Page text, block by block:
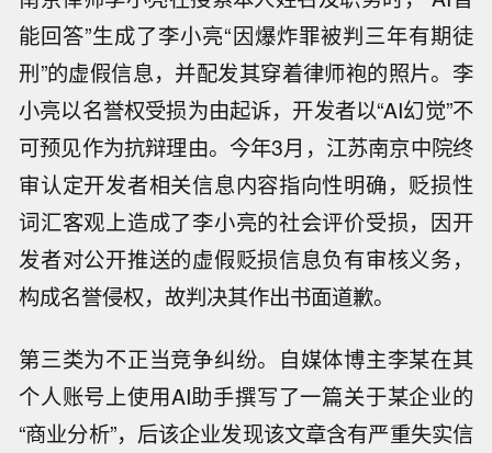
能回答”生成了李小亮“因爆炸罪被判三年有期徒
刑”的虚假信息，并配发其穿着律师袍的照片。李
小亮以名誉权受损为由起诉，开发者以“AI幻觉”不
可预见作为抗辩理由。今年3月，江苏南京中院终
审认定开发者相关信息内容指向性明确，贬损性
词汇客观上造成了李小亮的社会评价受损，因开
发者对公开推送的虚假贬损信息负有审核义务，
构成名誉侵权，故判决其作出书面道歉。
第三类为不正当竞争纠纷。自媒体博主李某在其
个人账号上使用AI助手撰写了一篇关于某企业的
“商业分析”，后该企业发现该文章含有严重失实信